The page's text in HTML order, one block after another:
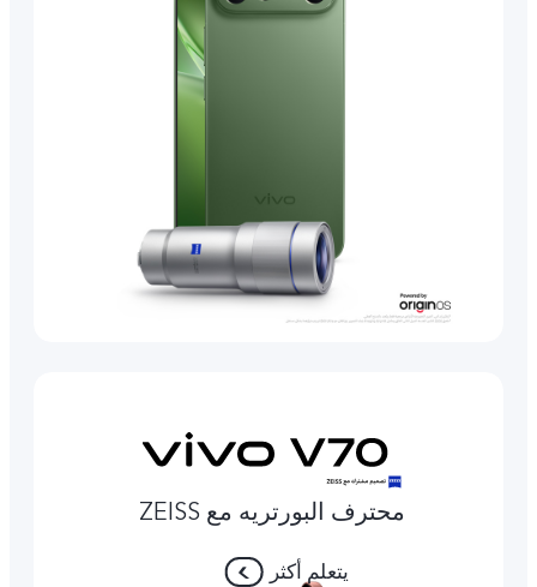
محترف البورتريه مع ZEISS
يتعلم أكثر